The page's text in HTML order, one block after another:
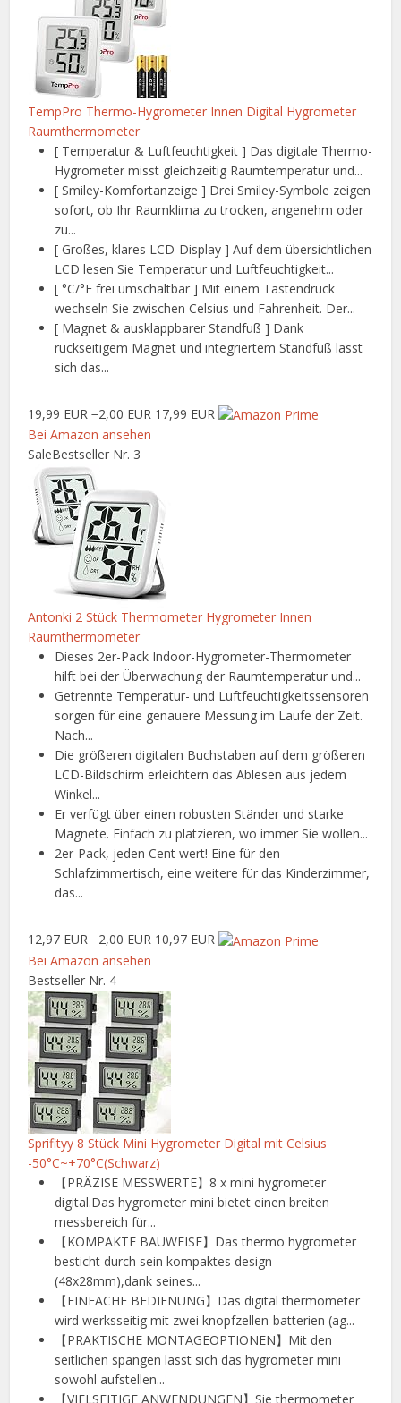
TempPro Thermo-Hygrometer Innen Digital Hygrometer
Raumthermometer
[ Temperatur & Luftfeuchtigkeit ] Das digitale Thermo-
Hygrometer misst gleichzeitig Raumtemperatur und...
[ Smiley-Komfortanzeige ] Drei Smiley-Symbole zeigen
sofort, ob Ihr Raumklima zu trocken, angenehm oder
zu...
[ Großes, klares LCD-Display ] Auf dem übersichtlichen
LCD lesen Sie Temperatur und Luftfeuchtigkeit...
[ °C/°F frei umschaltbar ] Mit einem Tastendruck
wechseln Sie zwischen Celsius und Fahrenheit. Der...
[ Magnet & ausklappbarer Standfuß ] Dank
rückseitigem Magnet und integriertem Standfuß lässt
sich das...
19,99 EUR −2,00 EUR 17,99 EUR
Bei Amazon ansehen
SaleBestseller Nr. 3
Antonki 2 Stück Thermometer Hygrometer Innen
Raumthermometer
Dieses 2er-Pack Indoor-Hygrometer-Thermometer
hilft bei der Überwachung der Raumtemperatur und...
Getrennte Temperatur- und Luftfeuchtigkeitssensoren
sorgen für eine genauere Messung im Laufe der Zeit.
Nach...
Die größeren digitalen Buchstaben auf dem größeren
LCD-Bildschirm erleichtern das Ablesen aus jedem
Winkel...
Er verfügt über einen robusten Ständer und starke
Magnete. Einfach zu platzieren, wo immer Sie wollen...
2er-Pack, jeden Cent wert! Eine für den
Schlafzimmertisch, eine weitere für das Kinderzimmer,
das...
12,97 EUR −2,00 EUR 10,97 EUR
Bei Amazon ansehen
Bestseller Nr. 4
Sprifityy 8 Stück Mini Hygrometer Digital mit Celsius
-50°C~+70°C(Schwarz)
【PRÄZISE MESSWERTE】8 x mini hygrometer
digital.Das hygrometer mini bietet einen breiten
messbereich für...
【KOMPAKTE BAUWEISE】Das thermo hygrometer
besticht durch sein kompaktes design
(48x28mm),dank seines...
【EINFACHE BEDIENUNG】Das digital thermometer
wird werksseitig mit zwei knopfzellen-batterien (ag...
【PRAKTISCHE MONTAGEOPTIONEN】Mit den
seitlichen spangen lässt sich das hygrometer mini
sowohl aufstellen...
【VIELSEITIGE ANWENDUNGEN】Sie thermometer